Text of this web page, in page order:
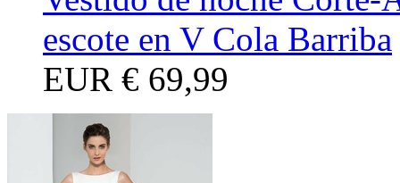
escote en V Cola Barriba
EUR € 69,99